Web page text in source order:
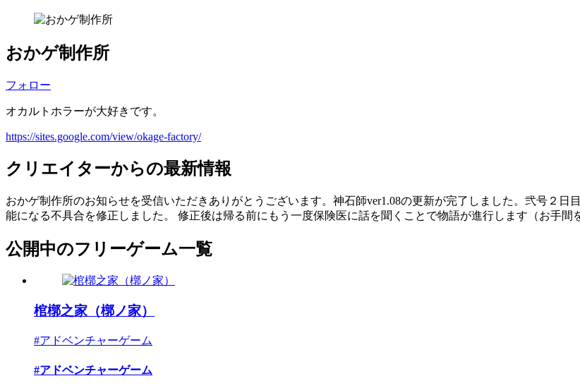
おかゲ制作所
フォロー
オカルトホラーが大好きです。
https://sites.google.com/view/okage-factory/
クリエイターからの最新情報
おかゲ制作所のお知らせを受信いただきありがとうございます。神石師ver1.08の更新が完了しました。弐号２
能になる不具合を修正しました。 修正後は帰る前にもう一度保険医に話を聞くことで物語が進行します（お手
公開中のフリーゲーム一覧
棺槨之家（槨ノ家）
#アドベンチャーゲーム
#アドベンチャーゲーム